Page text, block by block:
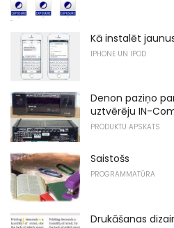
Kā instalēt
IPHONE UN IPOD
Denon paziņo
uztvērēju IN-
PRODUKTU APSKATS
Saistošs
PROGRAMMATŪRA
Drukāšanas